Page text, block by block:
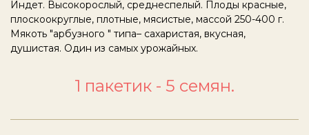
Индет. Высокорослый, среднеспелый. Плоды красные,
плоскоокруглые, плотные, мясистые, массой 250-400 г.
Мякоть "арбузного " типа– сахаристая, вкусная,
душистая. Один из самых урожайных.
1 пакетик - 5 семян.